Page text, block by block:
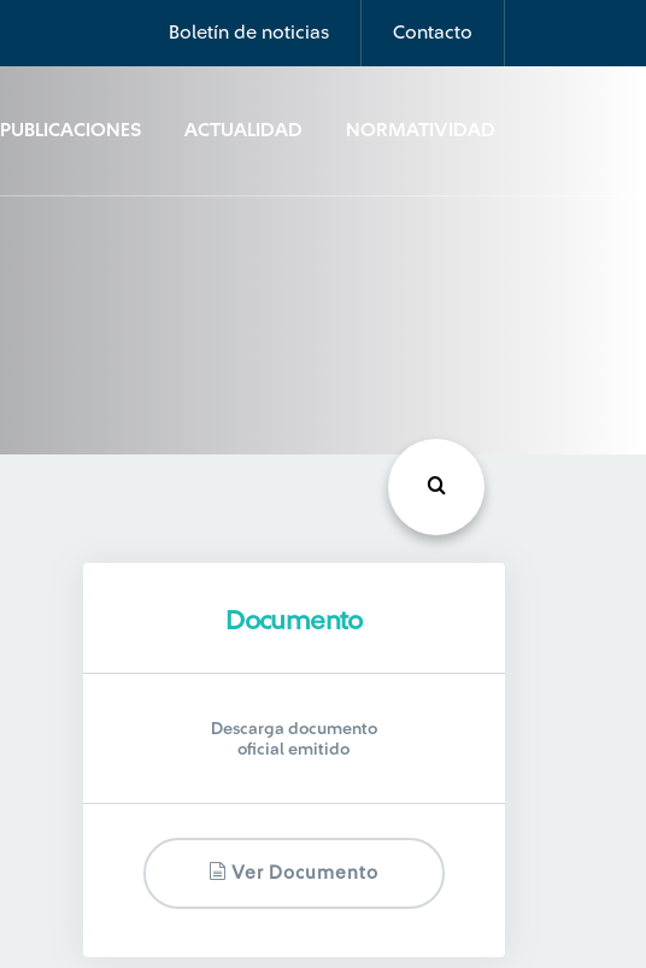
Boletín de noticias Contacto
PUBLICACIONES ACTUALIDAD NORMATIVIDAD
Documento
Descarga documento
oficial emitido
Ver Documento